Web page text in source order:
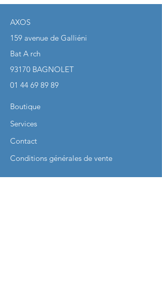
AXOS
159 avenue de Galliéni
Bat A rch
93170 BAGNOLET
01 44 69 89 89
Boutique
Services
Contact
Conditions générales de vente